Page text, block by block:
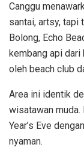
Canggu
santai, artsy, tapi
Bolong, Echo
kembang api dari
oleh beach club
Area ini identik
wisatawan muda.
Year’s Eve
nyaman.